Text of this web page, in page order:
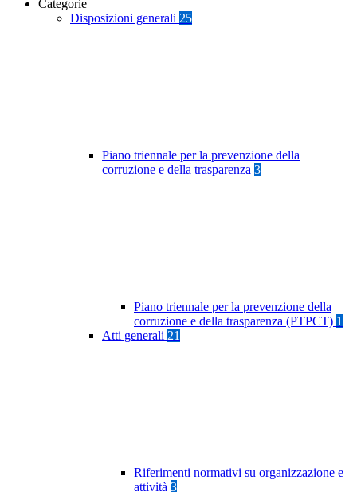
Categorie
Disposizioni generali 25
Piano triennale per la prevenzione della
corruzione e della trasparenza 3
Piano triennale per la prevenzione della
corruzione e della trasparenza (PTPCT) 1
Atti generali 21
Riferimenti normativi su organizzazione e
attività 3